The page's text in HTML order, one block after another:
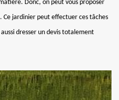
Donc, on peut vous proposer
Ce jardinier peut effectuer ces tâches
dresser un devis totalement